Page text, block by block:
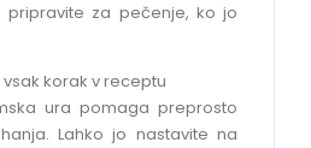
za pečenje, ko jo
korak v receptu
ura pomaga preprosto
Lahko jo nastavite na